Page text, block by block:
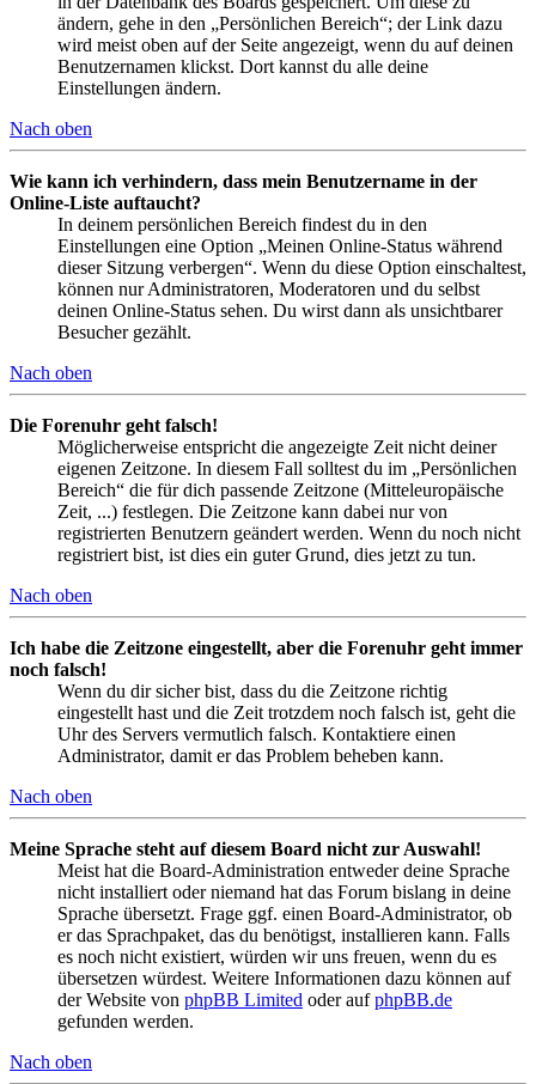
ändern, gehe in den „Persönlichen Bereich“; der Link dazu
wird meist oben auf der Seite angezeigt, wenn du auf deinen
Benutzernamen klickst. Dort kannst du alle deine
Einstellungen ändern.
Nach oben
Wie kann ich verhindern, dass mein Benutzername in der
Online-Liste auftaucht?
In deinem persönlichen Bereich findest du in den
Einstellungen eine Option „Meinen Online-Status während
dieser Sitzung verbergen“. Wenn du diese Option einschaltest,
können nur Administratoren, Moderatoren und du selbst
deinen Online-Status sehen. Du wirst dann als unsichtbarer
Besucher gezählt.
Nach oben
Die Forenuhr geht falsch!
Möglicherweise entspricht die angezeigte Zeit nicht deiner
eigenen Zeitzone. In diesem Fall solltest du im „Persönlichen
Bereich“ die für dich passende Zeitzone (Mitteleuropäische
Zeit, ...) festlegen. Die Zeitzone kann dabei nur von
registrierten Benutzern geändert werden. Wenn du noch nicht
registriert bist, ist dies ein guter Grund, dies jetzt zu tun.
Nach oben
Ich habe die Zeitzone eingestellt, aber die Forenuhr geht immer
noch falsch!
Wenn du dir sicher bist, dass du die Zeitzone richtig
eingestellt hast und die Zeit trotzdem noch falsch ist, geht die
Uhr des Servers vermutlich falsch. Kontaktiere einen
Administrator, damit er das Problem beheben kann.
Nach oben
Meine Sprache steht auf diesem Board nicht zur Auswahl!
Meist hat die Board-Administration entweder deine Sprache
nicht installiert oder niemand hat das Forum bislang in deine
Sprache übersetzt. Frage ggf. einen Board-Administrator, ob
er das Sprachpaket, das du benötigst, installieren kann. Falls
es noch nicht existiert, würden wir uns freuen, wenn du es
übersetzen würdest. Weitere Informationen dazu können auf
der Website von phpBB Limited oder aufphpBB.de
gefunden werden.
Nach oben